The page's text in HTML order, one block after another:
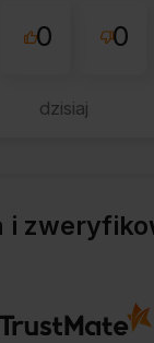
0 0
dzisiaj
i